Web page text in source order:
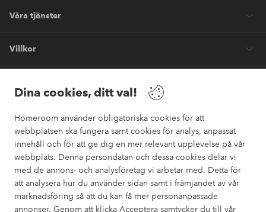
Dina cookies, ditt val!
Homeroom använder obligatoriska cookies för att
webbplatsen ska fungera samt cookies för analys, anpassat
innehåll och för att ge dig en mer relevant upplevelse på vår
webbplats. Denna persondatan och dessa cookies delar vi
med de annons- och analysföretag vi arbetar med. Detta för
att analysera hur du använder sidan samt i främjandet av vår
marknadsföring så att du kan få mer personanpassade
annonser. Genom att klicka Acceptera samtycker du till vår
Våra tjänster
Villkor
Säkra betalningar
Vill du veta mer om våra betalalternativ ?
elpy